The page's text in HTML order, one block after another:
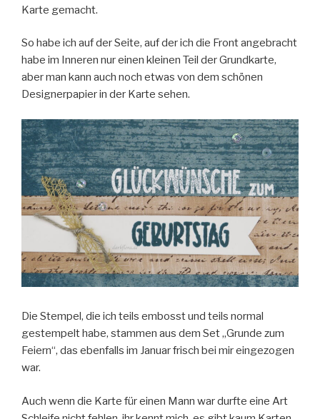
Karte gemacht.
So habe ich auf der Seite, auf der ich die Front angebracht
habe im Inneren nur einen kleinen Teil der Grundkarte,
aber man kann auch noch etwas von dem schönen
Designerpapier in der Karte sehen.
Die Stempel, die ich teils embosst und teils normal
gestempelt habe, stammen aus dem Set „Grunde zum
Feiern“, das ebenfalls im Januar frisch bei mir eingezogen
war.
Auch wenn die Karte für einen Mann war durfte eine Art